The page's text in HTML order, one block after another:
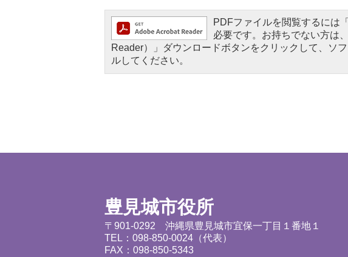
PDFファイルを閲覧するには
必要です。お持ちでない方は
Reader）」ダウンロードボタンをクリックして、ソ
ルしてください。
豊見城市役所
〒901-0292 沖縄県豊見城市宜保一丁目１番地１
TEL：098-850-0024（代表）
FAX：098-850-5343